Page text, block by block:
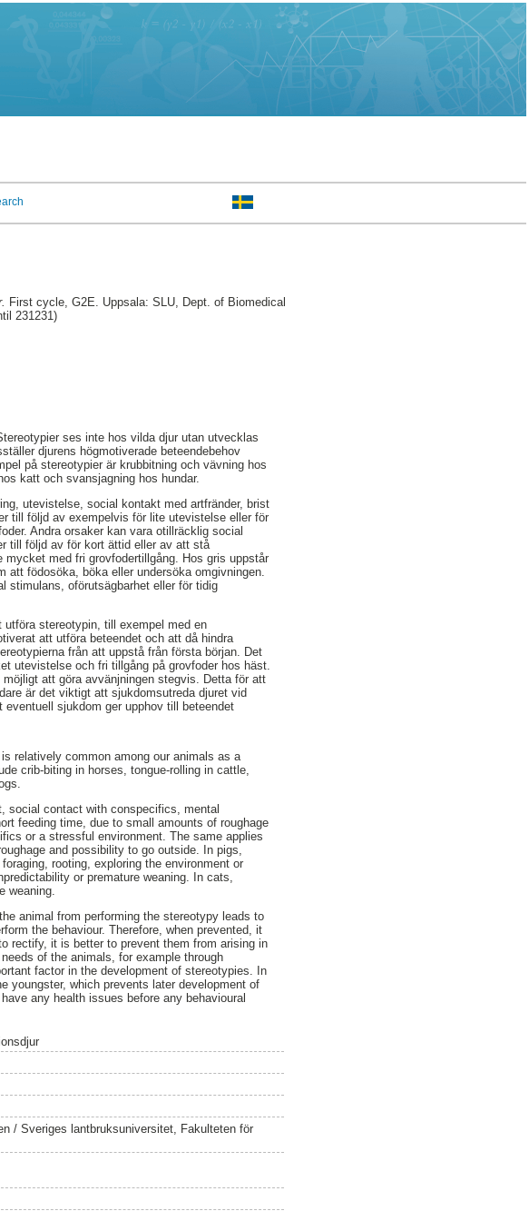
First cycle, G2E. Uppsala: SLU, Dept. of Biomedical
231231)
ses inte hos vilda djur utan utvecklas
djurens högmotiverade beteendebehov
på stereotypier är krubbitning och vävning hos
katt och svansjagning hos hundar.
utevistelse, social kontakt med artfränder, brist
till följd av exempelvis för lite utevistelse eller för
Andra orsaker kan vara otillräcklig social
till följd av för kort ättid eller av att stå
med fri grovfodertillgång. Hos gris uppstår
födosöka, böka eller undersöka omgivningen.
stimulans, oförutsägbarhet eller för tidig
stereotypin, till exempel med en
att utföra beteendet och att då hindra
från att uppstå från första början. Det
utevistelse och fri tillgång på grovfoder hos häst.
att göra avvänjningen stegvis. Detta för att
är det viktigt att sjukdomsutreda djuret vid
sjukdom ger upphov till beteendet
relatively common among our animals as a
crib-biting in horses, tongue-rolling in cattle,
social contact with conspecifics, mental
feeding time, due to small amounts of roughage
or a stressful environment. The same applies
and possibility to go outside. In pigs,
rooting, exploring the environment or
or premature weaning. In cats,
weaning.
animal from performing the stereotypy leads to
the behaviour. Therefore, when prevented, it
rectify, it is better to prevent them from arising in
of the animals, for example through
factor in the development of stereotypies. In
youngster, which prevents later development of
any health issues before any behavioural
/ Sveriges lantbruksuniversitet, Fakulteten för